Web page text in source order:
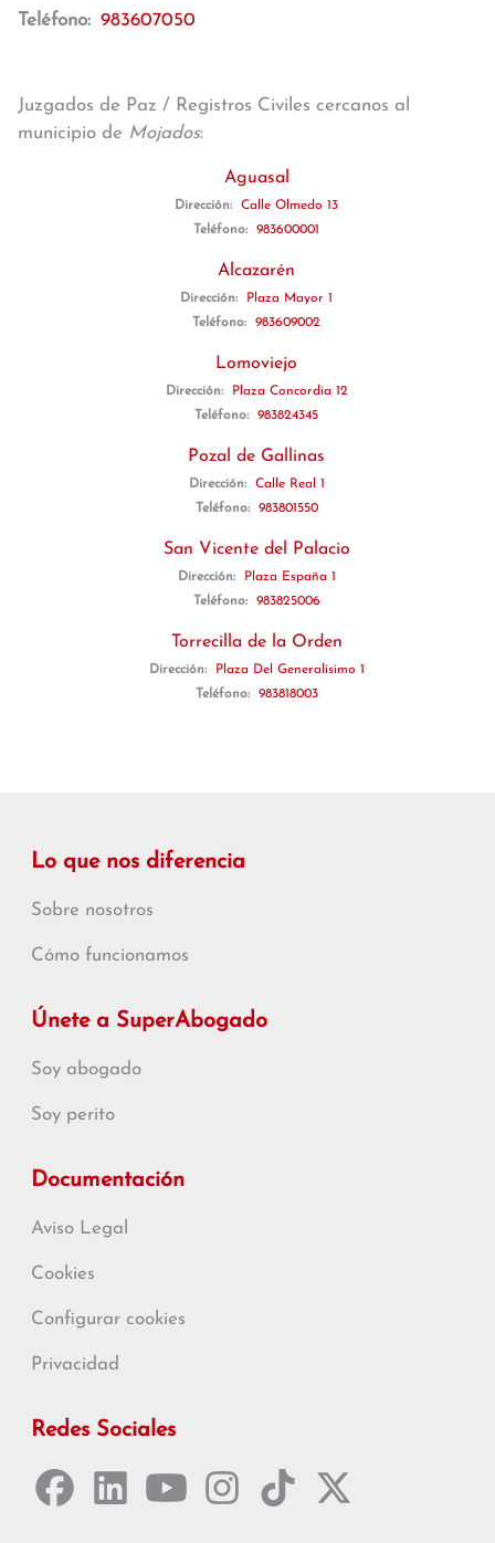
Teléfono: 983607050
Juzgados de Paz / Registros Civiles cercanos al
municipio de Mojados:
Aguasal
Dirección:
Calle Olmedo 13
Teléfono:
983600001
Alcazarén
Dirección:
Plaza Mayor 1
Teléfono:
983609002
Lomoviejo
Dirección:
Plaza Concordia 12
Teléfono:
983824345
Pozal de Gallinas
Dirección:
Calle Real 1
Teléfono:
983801550
San Vicente del Palacio
Dirección:
Plaza España 1
Teléfono:
983825006
Torrecilla de la Orden
Dirección:
Plaza Del Generalísimo 1
Teléfono:
983818003
Lo que nos diferencia
Sobre nosotros
Cómo funcionamos
Únete a SuperAbogado
Soy abogado
Soy perito
Documentación
Aviso Legal
Cookies
Configurar cookies
Privacidad
Redes Sociales